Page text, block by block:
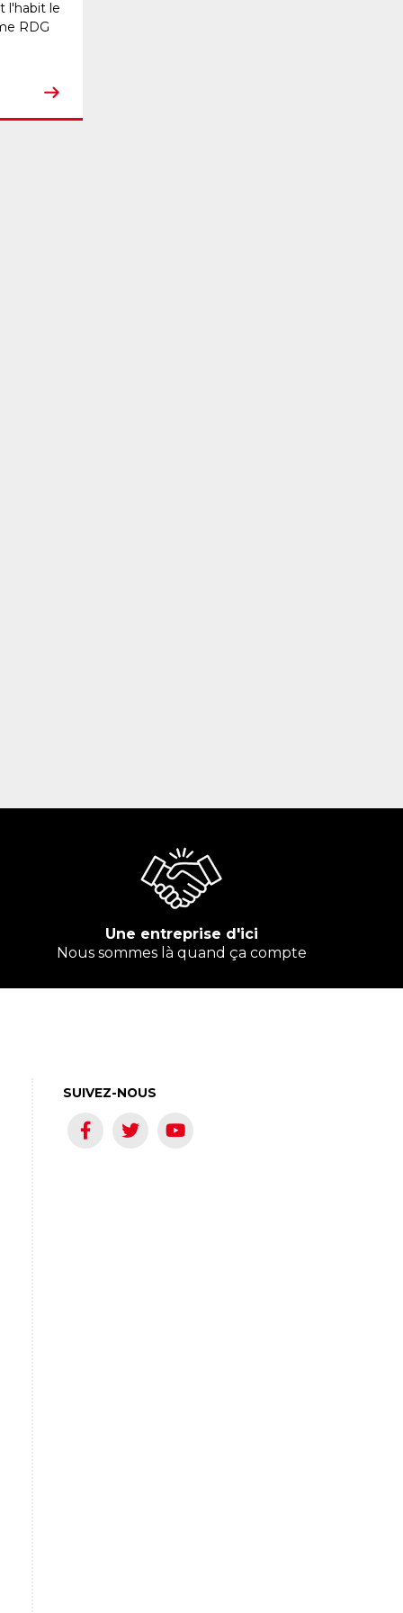
l'habit le
RDG
Une entreprise d'ici
Nous sommes là quand ça compte
SUIVEZ-NOUS